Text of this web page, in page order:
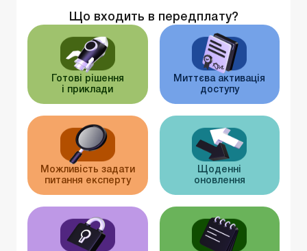
Що входить в передплату?
Готові рішення
і приклади
Миттєва активація
доступу
Можливість задати
питання експерту
Щоденні
оновлення